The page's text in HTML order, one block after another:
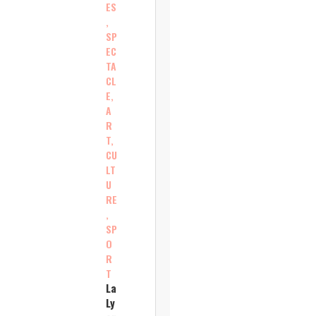
ES
,
SP
EC
TA
CL
E,
A
R
T,
CU
LT
U
RE
,
SP
O
R
T
La
Ly